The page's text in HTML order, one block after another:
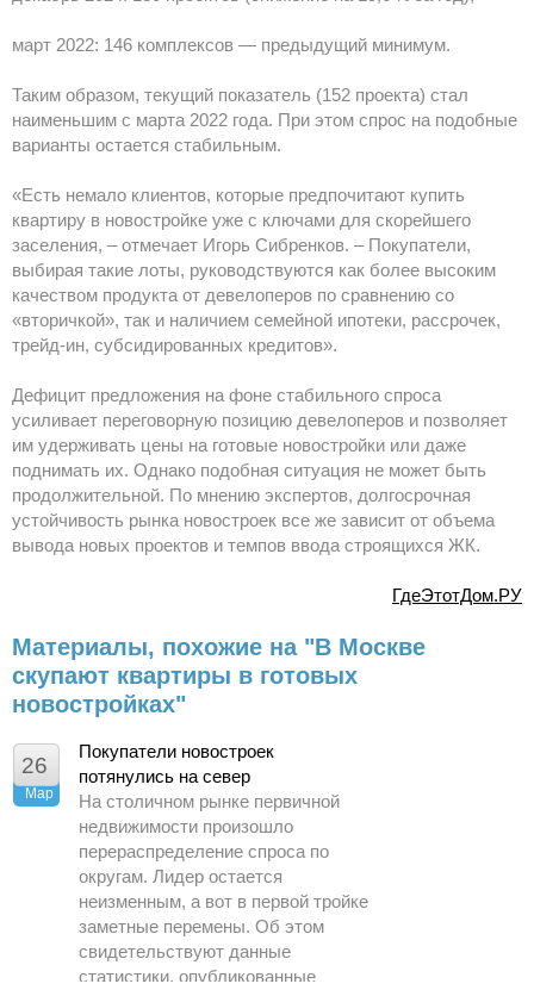
март 2022: 146 комплексов — предыдущий минимум.
Таким образом, текущий показатель (152 проекта) стал
наименьшим с марта 2022 года. При этом спрос на подобные
варианты остается стабильным.
«Есть немало клиентов, которые предпочитают купить
квартиру в новостройке уже с ключами для скорейшего
заселения, – отмечает Игорь Сибренков. – Покупатели,
выбирая такие лоты, руководствуются как более высоким
качеством продукта от девелоперов по сравнению со
«вторичкой», так и наличием семейной ипотеки, рассрочек,
трейд-ин, субсидированных кредитов».
Дефицит предложения на фоне стабильного спроса
усиливает переговорную позицию девелоперов и позволяет
им удерживать цены на готовые новостройки или даже
поднимать их. Однако подобная ситуация не может быть
продолжительной. По мнению экспертов, долгосрочная
устойчивость рынка новостроек все же зависит от объема
вывода новых проектов и темпов ввода строящихся ЖК.
ГдеЭтотДом.РУ
Материалы, похожие на "В Москве
скупают квартиры в готовых
новостройках"
26
Мар
Покупатели новостроек
потянулись на север
На столичном рынке первичной
недвижимости произошло
перераспределение спроса по
округам. Лидер остается
неизменным, а вот в первой тройке
заметные перемены. Об этом
свидетельствуют данные
статистики, опубликованные